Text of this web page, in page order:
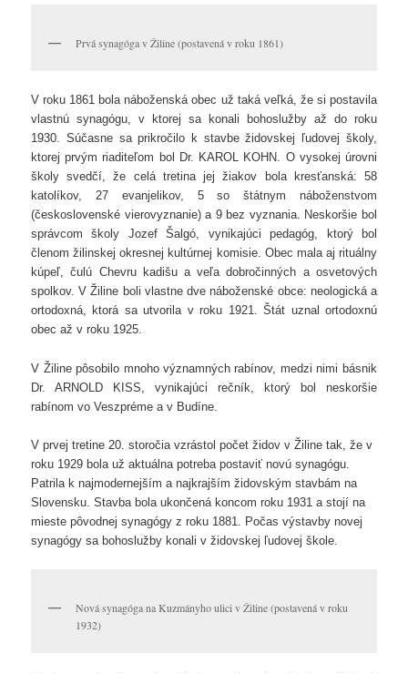
Prvá synagóga v Žiline (postavená v roku 1861)
V roku 1861 bola náboženská obec už taká veľká, že si postavila
vlastnú synagógu, v ktorej sa konali bohoslužby až do roku
1930. Súčasne sa prikročilo k stavbe židovskej ľudovej školy,
ktorej prvým riaditeľom bol Dr. KAROL KOHN. O vysokej úrovni
školy svedčí, že celá tretina jej žiakov bola kresťanská: 58
katolíkov, 27 evanjelikov, 5 so štátnym náboženstvom
(československé vierovyznanie) a 9 bez vyznania. Neskoršie bol
správcom školy Jozef Šalgó, vynikajúci pedagóg, ktorý bol
členom žilinskej okresnej kultúrnej komisie. Obec mala aj rituálny
kúpeľ, čulú Chevru kadišu a veľa dobročinných a osvetových
spolkov. V Žiline boli vlastne dve náboženské obce: neologická a
ortodoxná, ktorá sa utvorila v roku 1921. Štát uznal ortodoxnú
obec až v roku 1925.
V Žiline pôsobilo mnoho významných rabínov, medzi nimi básnik
Dr. ARNOLD KISS, vynikajúci rečník, ktorý bol neskoršie
rabínom vo Veszpréme a v Budíne.
V prvej tretine 20. storočia vzrástol počet židov v Žiline tak, že v
roku 1929 bola už aktuálna potreba postaviť novú synagógu.
Patrila k najmodernejším a najkrajším židovským stavbám na
Slovensku. Stavba bola ukončená koncom roku 1931 a stojí na
mieste pôvodnej synagógy z roku 1881. Počas výstavby novej
synagógy sa bohoslužby konali v židovskej ľudovej škole.
Nová synagóga na Kuzmányho ulici v Žiline (postavená v roku
1932)